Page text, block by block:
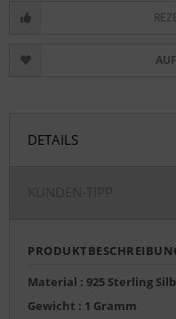
DETAILS
Material : 925 Sterling
Gewicht : 1 Gramm